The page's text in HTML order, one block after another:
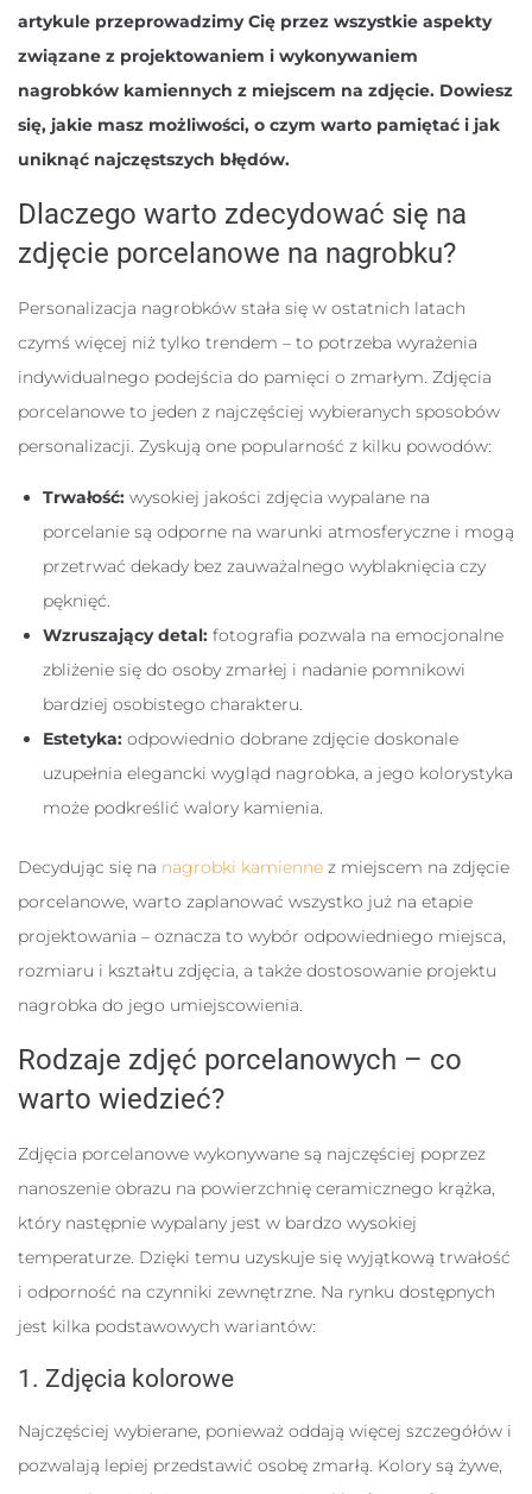
artykule przeprowadzimy Cię przez wszystkie aspekty
związane z projektowaniem i wykonywaniem
nagrobków kamiennych z miejscem na zdjęcie. Dowiesz
się, jakie masz możliwości, o czym warto pamiętać i jak
uniknąć najczęstszych błędów.
Dlaczego warto zdecydować się na
zdjęcie porcelanowe na nagrobku?
Personalizacja nagrobków stała się w ostatnich latach
czymś więcej niż tylko trendem – to potrzeba wyrażenia
indywidualnego podejścia do pamięci o zmarłym. Zdjęcia
porcelanowe to jeden z najczęściej wybieranych sposobów
personalizacji. Zyskują one popularność z kilku powodów:
Trwałość: wysokiej jakości zdjęcia wypalane na
porcelanie są odporne na warunki atmosferyczne i mogą
przetrwać dekady bez zauważalnego wyblaknięcia czy
pęknięć.
Wzruszający detal: fotografia pozwala na emocjonalne
zbliżenie się do osoby zmarłej i nadanie pomnikowi
bardziej osobistego charakteru.
Estetyka: odpowiednio dobrane zdjęcie doskonale
uzupełnia elegancki wygląd nagrobka, a jego kolorystyka
może podkreślić walory kamienia.
Decydując się na nagrobki kamienne z miejscem na zdjęcie
porcelanowe, warto zaplanować wszystko już na etapie
projektowania – oznacza to wybór odpowiedniego miejsca,
rozmiaru i kształtu zdjęcia, a także dostosowanie projektu
nagrobka do jego umiejscowienia.
Rodzaje zdjęć porcelanowych – co
warto wiedzieć?
Zdjęcia porcelanowe wykonywane są najczęściej poprzez
nanoszenie obrazu na powierzchnię ceramicznego krążka,
który następnie wypalany jest w bardzo wysokiej
temperaturze. Dzięki temu uzyskuje się wyjątkową trwałość
i odporność na czynniki zewnętrzne. Na rynku dostępnych
jest kilka podstawowych wariantów:
1. Zdjęcia kolorowe
Najczęściej wybierane, ponieważ oddają więcej szczegółów i
pozwalają lepiej przedstawić osobę zmarłą. Kolory są żywe,